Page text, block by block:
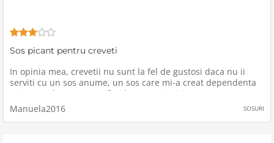
Sos picant pentru creveti
In opinia mea, crevetii nu sunt la fel de gustosi daca nu ii
serviti cu un sos anume, un sos care mi-a creat dependenta
prin gustul picant specific, de aceea in nici o saptamana nu
uit sa gatesc niste creveti, deoarece sosul il am deja preparat
si
Manuela2016 SOSURI